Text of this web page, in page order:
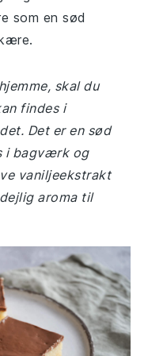
som en sød
skal du
findes i
Det er en sød
i bagværk og
vaniljeekstrakt
aroma til